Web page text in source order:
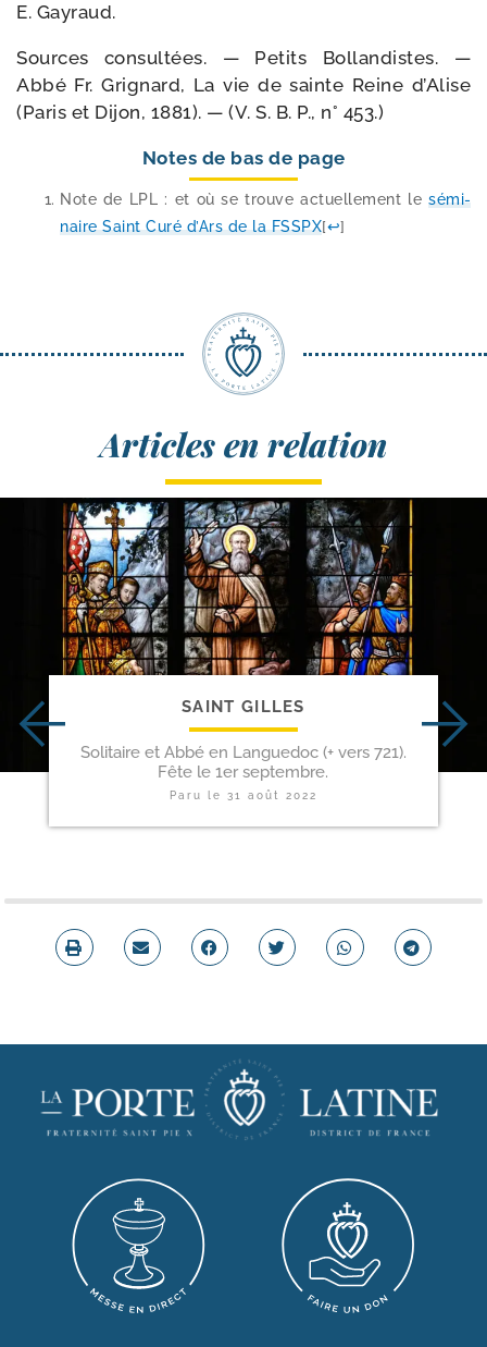
E. Gayraud.
Sources consul­tées. — Petits Bollandistes. —
Abbé Fr. Grignard, La vie de sainte Reine d’Alise
(Paris et Dijon, 1881). — (V. S. B. P., n° 453.)
Notes de bas de page
Note de LPL : et où se trouve actuel­le­ment le sémi­
naire Saint Curé d’Ars de la FSSPX[↩]
Articles en relation
SAINT GILLES
Solitaire et Abbé en Languedoc (+ vers 721).
Fête le 1er septembre.
Paru le 31 août 2022